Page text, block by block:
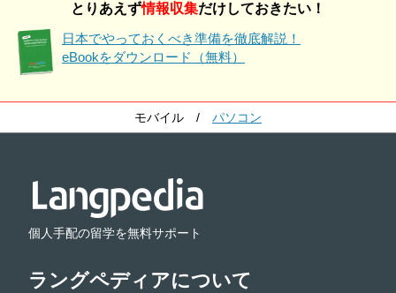
とりあえず情報収集だけしておきたい！
日本でやっておくべき準備を徹底解説！
eBookをダウンロード（無料）
モバイル / パソコン
個人手配の留学を無料サポート
ラングペディアについて